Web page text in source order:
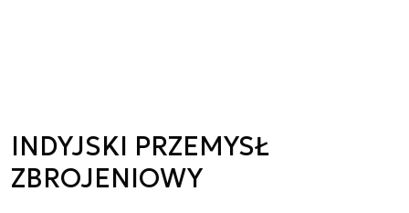
INDYJSKI PRZEMYSŁ
ZBROJENIOWY